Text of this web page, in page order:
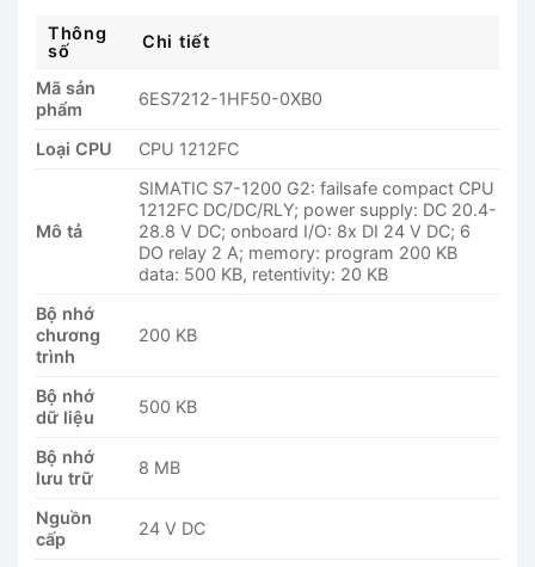
Thông
số
Chi tiết
Mã sản
phẩm
6ES7212-1HF50-0XB0
Loại CPU CPU 1212FC
Mô tả
SIMATIC S7-1200 G2: failsafe compact CPU
1212FC DC/DC/RLY; power supply: DC 20.4-
28.8 V DC; onboard I/O: 8x DI 24 V DC; 6
DO relay 2 A; memory: program 200 KB
data: 500 KB, retentivity: 20 KB
Bộ nhớ
chương
trình
200 KB
Bộ nhớ
dữ liệu
500 KB
Bộ nhớ
lưu trữ
8 MB
Nguồn
cấp
24 V DC